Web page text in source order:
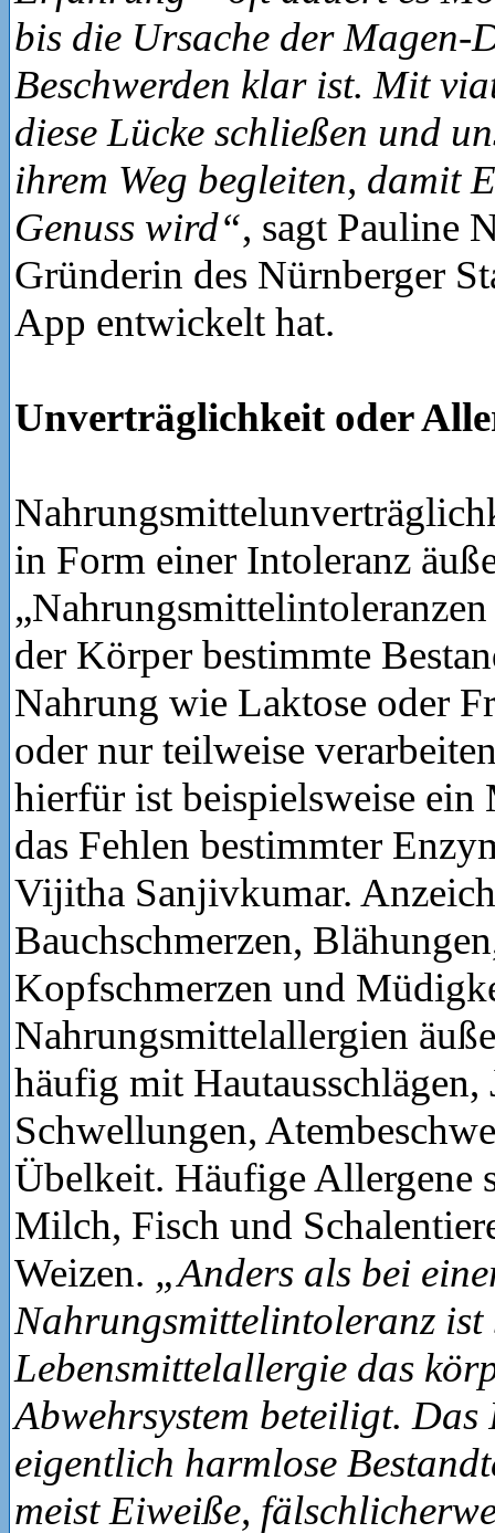
bis die Ursache der Magen-
Beschwerden klar ist. Mit
diese Lücke schließen und
ihrem Weg begleiten, damit
Genuss wird“, sagt Pauline
Gründerin des Nürnberger
App entwickelt hat.
Unverträglichkeit oder
in Form einer Intoleranz
der Körper bestimmte
Nahrung wie Laktose oder
oder nur teilweise
hierfür ist beispielsweise ein
das Fehlen bestimmter
Vijitha Sanjivkumar.
Bauchschmerzen,
Kopfschmerzen und
Nahrungsmittelallergien
häufig mit Hautausschlägen,
Schwellungen,
Übelkeit. Häufige Allergene
Milch, Fisch und
Weizen. „Anders als bei
Nahrungsmittelintoleranz ist
Lebensmittelallergie das
Abwehrsystem beteiligt. Das
eigentlich harmlose
meist Eiweiße,